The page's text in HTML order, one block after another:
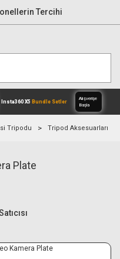
Tercihi
Setler
Tripodu Tripod Aksesuarları
Plate